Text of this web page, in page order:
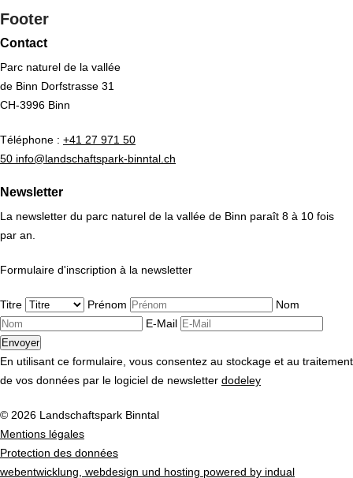
Footer
Contact
Parc naturel de la vallée
de Binn Dorfstrasse 31
CH-3996 Binn
Téléphone : +41 27 971 50
50 info@landschaftspark-binntal.ch
Newsletter
La newsletter du parc naturel de la vallée de Binn paraît 8 à 10 fois
par an.
Formulaire d'inscription à la newsletter
Titre Prénom
Nom
E-Mail
En utilisant ce formulaire, vous consentez au stockage et au traitement
de vos données par le logiciel de newsletter dodeley
© 2026 Landschaftspark Binntal
Mentions légales
Protection des données
webentwicklung, webdesign und hosting powered by indual